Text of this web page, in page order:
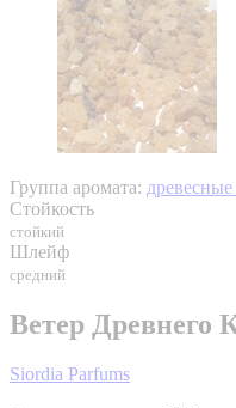
Группа аромата:
Стойкость
стойкий
Шлейф
средний
Ветер Древнего
Siordia Parfums